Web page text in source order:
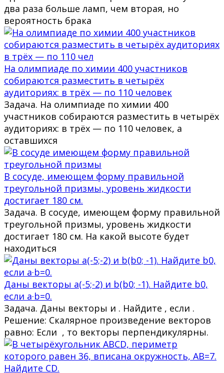
два раза больше ламп, чем вторая, но
вероятность брака
На олимпиаде по химии 400 участников
собираются разместить в четырёх
аудиториях: в трёх — по 110 человек
Задача. На олимпиаде по химии 400
участников собираются разместить в четырёх
аудиториях: в трёх — по 110 человек, а
оставшихся
В сосуде, имеющем форму правильной
треугольной призмы, уровень жидкости
достигает 180 см.
Задача. В сосуде, имеющем форму правильной
треугольной призмы, уровень жидкости
достигает 180 см. На какой высоте будет
находиться
Даны векторы a(-5;-2) и b(b0; -1). Найдите b0,
если a·b=0.
Задача. Даны векторы и . Найдите , если .
Решение: Скалярное произведение векторов
равно: Если , то векторы перпендикулярны.